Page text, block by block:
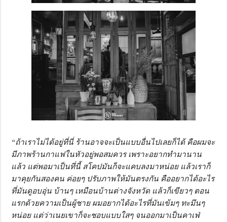
“ถ้าเราไม่ได้อยู่ที่นี่ ร้านอาจจะเป็นแบบอื่นไปเลยก็ได้ คือผมจะ
มีภาพร้านกาแฟในหัวอยู่พอสมควร เพราะอยากทำมานาน
แล้ว แต่พอมาเป็นที่นี้ สโคปมันก็จะแคบลงมาหน่อย แล้วเราก็
มาคุยกันสองคน ค่อยๆ ปรับภาพให้มันตรงกัน คืออยากได้อะไร
ที่มันดูอบอุ่น บ้านๆ เหมือนบ้านต่างจังหวัด แล้วก็เขียวๆ ตอน
แรกด้วยความเป็นผู้ชาย ผมอยากได้อะไรที่มันเข้มๆ ทะมึนๆ
หน่อย แต่ว่าเนยเขาก็จะชอบแบบใสๆ จนออกมาเป็นคาเฟ่